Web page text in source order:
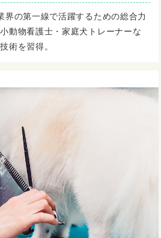
界の第一線で活躍するための総合力
動物看護士・家庭犬トレーナーな
術を習得。